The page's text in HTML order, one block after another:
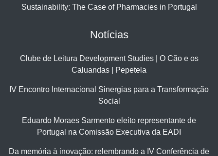
Sustainability: The Case of Pharmacies in Portugal
Notícias
Clube de Leitura Development Studies | O Cão e os
Caluandas | Pepetela
IV Encontro Internacional Sinergias para a Transformação
Social
Eduardo Moraes Sarmento eleito representante de
Portugal na Comissão Executiva da EADI
Da memória à inovação: relembrando a IV Conferência de